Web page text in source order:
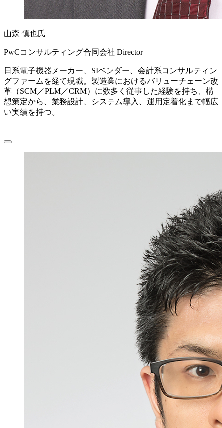
山森 慎也氏
PwCコンサルティング合同会社 Director
日系電子機器メーカー、SIベンダー、会計系コンサルティン
グファームを経て現職。製造業におけるバリューチェーン改
革（SCM／PLM／CRM）に数多く従事した経験を持ち、構
想策定から、業務設計、システム導入、運用定着化まで幅広
い実績を持つ。